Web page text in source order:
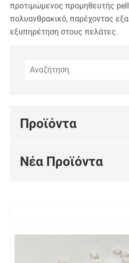
προτιμώμενος προμηθευτής
πολυανθρακικό, παρέχοντας
εξυπηρέτηση στους πελάτες.
Προϊόντα
Νέα Προϊόντα